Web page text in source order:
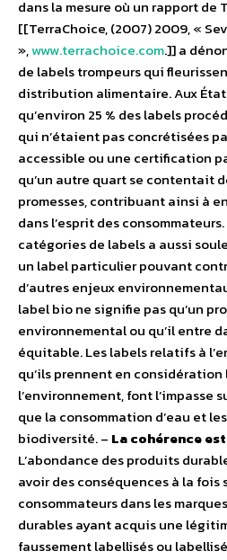
dans la mesure où un rapport de
[[TerraChoice, (2007) 2009, «
»,www.terrachoice.com.]] a
de labels trompeurs qui
distribution alimentaire. Aux
qu’environ 25 % des labels
qui n’étaient pas concrétisées
accessible ou une certification
qu’un autre quart se contentait
promesses, contribuant ainsi à
dans l’esprit des
catégories de labels a aussi
un label particulier pouvant
d’autres enjeux
label bio ne signifie pas qu’un
environnemental ou qu’il entre
équitable. Les labels relatifs à
qu’ils prennent en considération
l’environnement, font l’impasse
que la consommation d’eau et
biodiversité. – La cohérence
L’abondance des produits
avoir des conséquences à la fois
consommateurs dans les
durables ayant acquis une
faussement labellisés ou